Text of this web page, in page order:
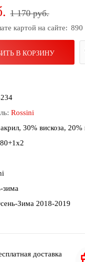
1 170 руб.
картой на сайте: 890
В КОРЗИНУ
Rossini
30% вискоза, 20%
зима
Зима 2018-2019
доставка